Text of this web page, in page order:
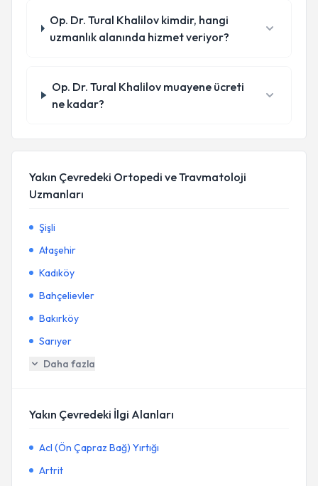
Op. Dr. Tural Khalilov kimdir, hangi
uzmanlık alanında hizmet veriyor?
Op. Dr. Tural Khalilov muayene ücreti
ne kadar?
Yakın Çevredeki Ortopedi ve Travmatoloji
Uzmanları
Şişli
Ataşehir
Kadıköy
Bahçelievler
Bakırköy
Sarıyer
Daha fazla
Yakın Çevredeki İlgi Alanları
Acl (Ön Çapraz Bağ) Yırtığı
Artrit